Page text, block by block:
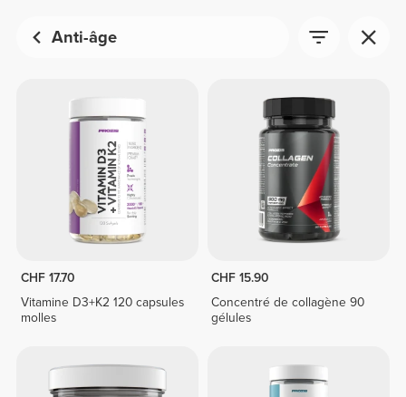
Anti-âge
CHF 17.70
Vitamine D3+K2 120 capsules
molles
CHF 15.90
Concentré de collagène 90
gélules